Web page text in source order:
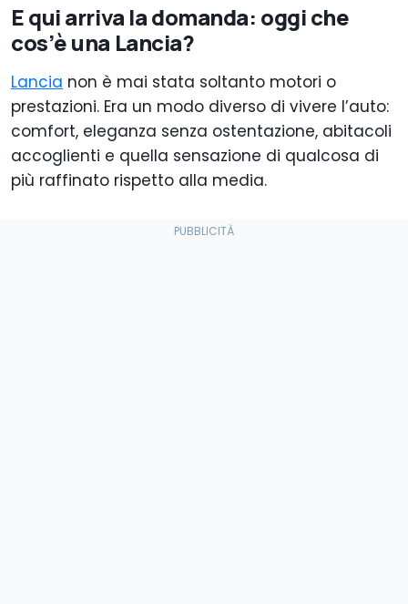
E qui arriva la domanda: oggi che
cos’è una Lancia?
Lancia non è mai stata soltanto motori o
prestazioni. Era un modo diverso di vivere l’auto:
comfort, eleganza senza ostentazione, abitacoli
accoglienti e quella sensazione di qualcosa di
più raffinato rispetto alla media.